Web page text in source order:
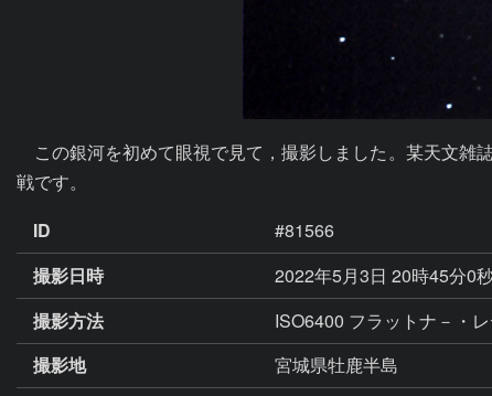
この銀河を初めて眼視で見て，撮影しました。某天文雑
戦です。
ID
#81566
撮影日時
2022年5月3日 20時45分0
撮影方法
ISO6400 フラットナ－・
撮影地
宮城県牡鹿半島